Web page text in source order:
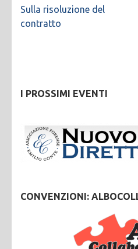
Navigazione
articoli
Sulla risoluzione del
contratto
I PROSSIMI EVENTI
CONVENZIONI: